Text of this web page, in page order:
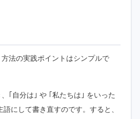
法の実践ポイントはシンプルで
｢自分は｣ や ｢私たちは｣ をいった
にして書き直すのです。すると、